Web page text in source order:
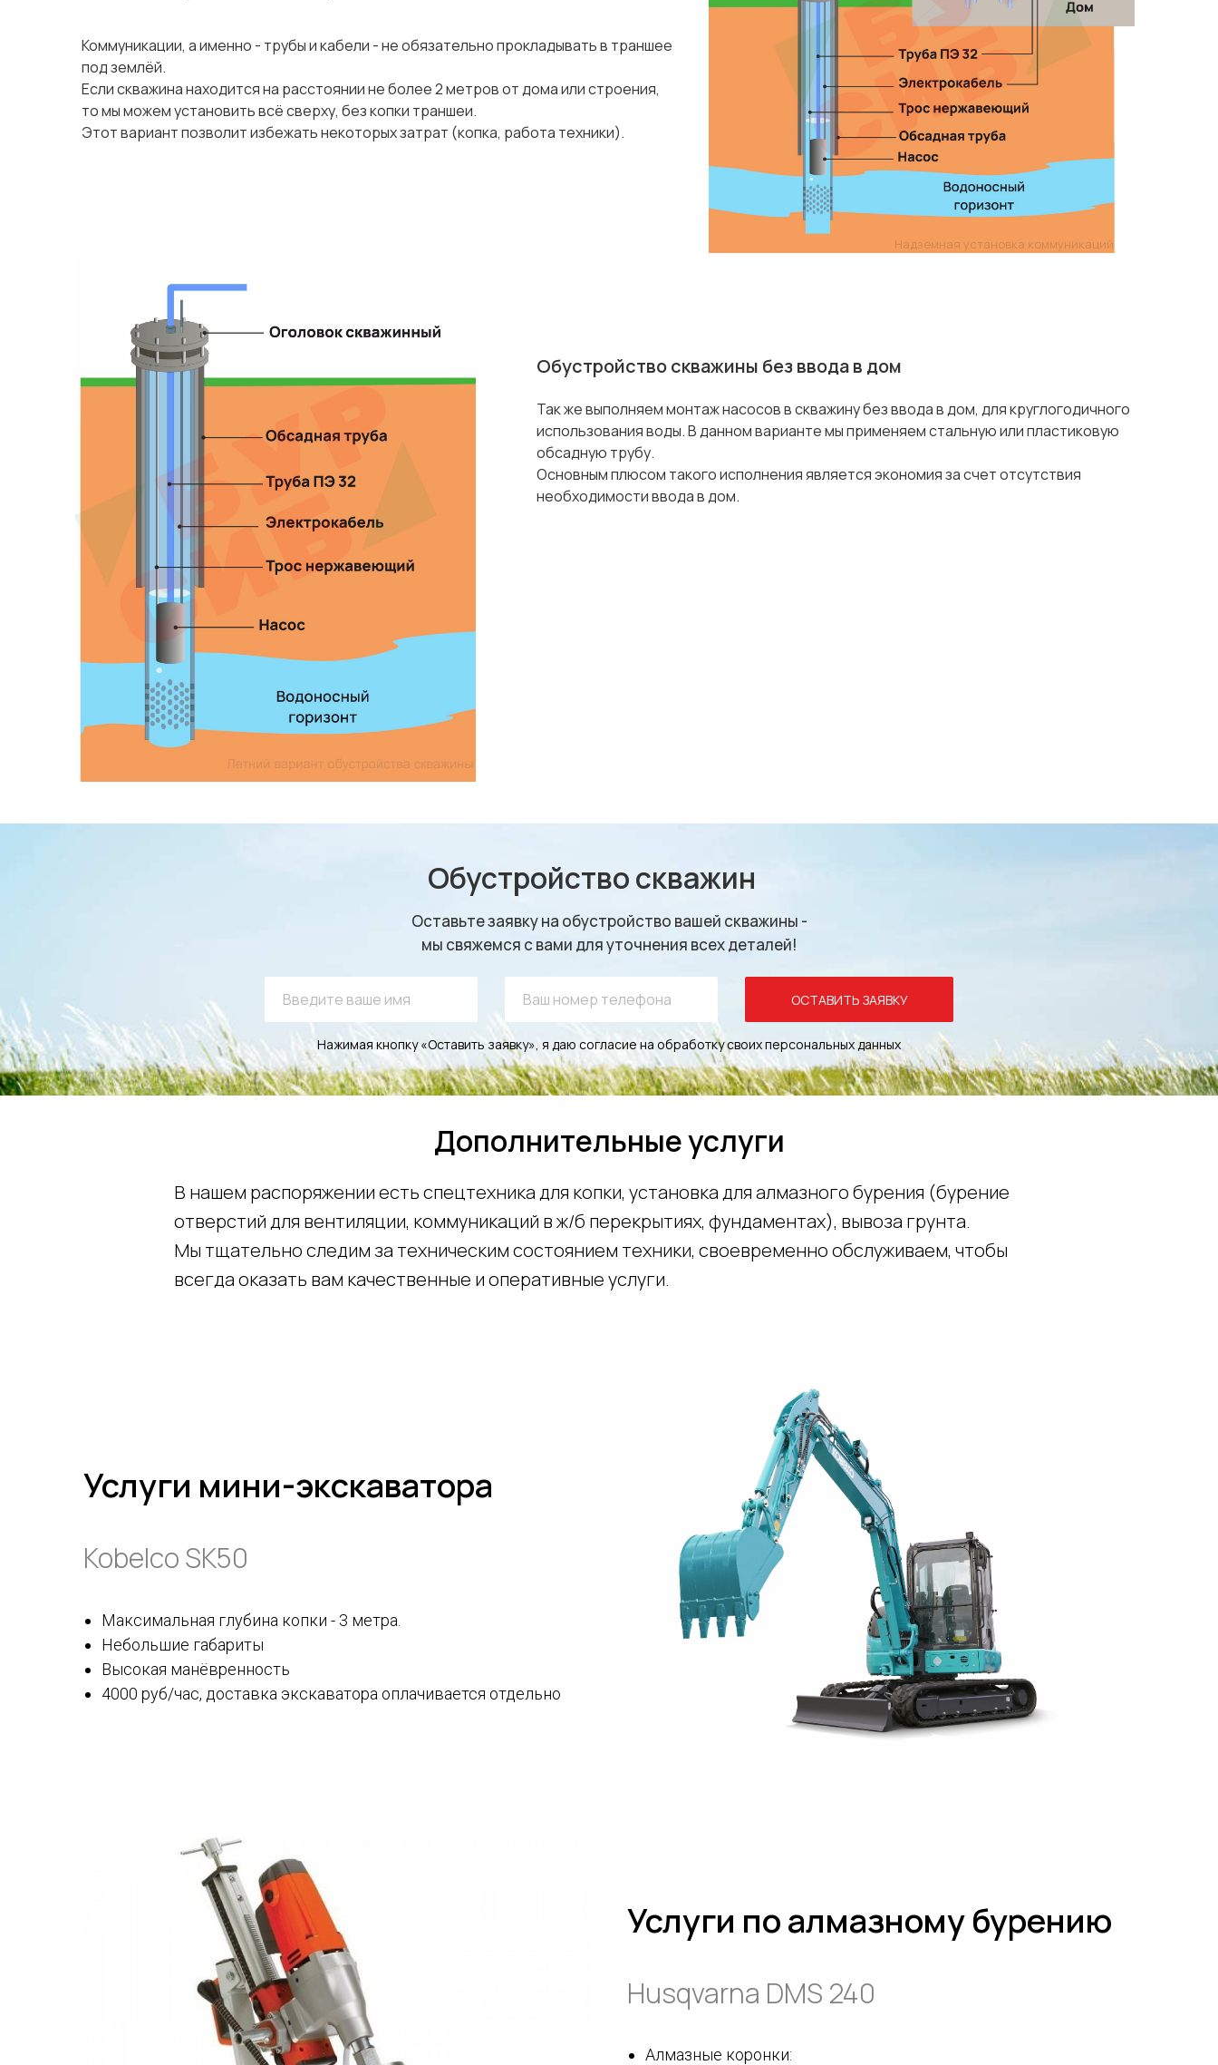
Так же выполняем монтаж насосов в скважину без ввода в дом, для круглогодичного
использования воды. В данном варианте мы применяем стальную или пластиковую
обсадную трубу.
Основным плюсом такого исполнения является экономия за счет отсутствия
необходимости ввода в дом.
Обустройство скважины без ввода в дом
Коммуникации, а именно - трубы и кабели - не обязательно прокладывать в траншее
под землёй.
Если скважина находится на расстоянии не более 2 метров от дома или строения,
то мы можем установить всё сверху, без копки траншеи.
Этот вариант позволит избежать некоторых затрат (копка, работа техники).
Надземная установка коммуникаций
Обустройство скважин
ОСТАВИТЬ ЗАЯВКУ
Нажимая кнопку «Оставить заявку», я даю согласие на обработку своих персональных данных
Оставьте заявку на обустройство вашей скважины -
мы свяжемся с вами для уточнения всех деталей!
Дополнительные услуги
В нашем распоряжении есть спецтехника для копки, установка для алмазного бурения (бурение
отверстий для вентиляции, коммуникаций в ж/б перекрытиях, фундаментах), вывоза грунта.
Мы тщательно следим за техническим состоянием техники, своевременно обслуживаем, чтобы
всегда оказать вам качественные и оперативные услуги.
Услуги мини-экскаватора
Kobelco SK50
Максимальная глубина копки - 3 метра.
Небольшие габариты
Высокая манёвренность
4000 руб/час, доставка экскаватора оплачивается отдельно
Услуги по алмазному бурению
Husqvarna DMS 240
Алмазные коронки: